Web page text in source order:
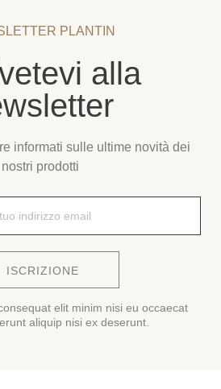
PLANTIN
alla
informati sulle ultime novità dei
nostri prodotti
ISCRIZIONE
elit minim nisi eu occaecat
aliquip nisi ex deserunt.